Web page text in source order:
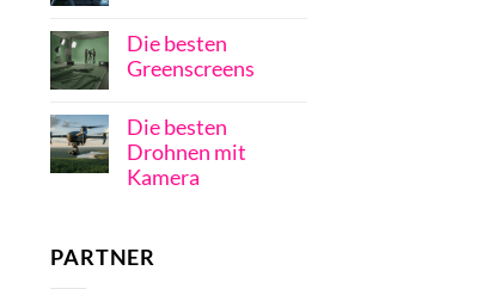
Die besten
Greenscreens
Die besten
Drohnen mit
Kamera
PARTNER